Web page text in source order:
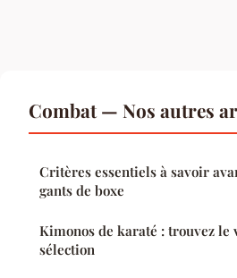
Combat — Nos autres
Critères essentiels à savoir
gants de boxe
Kimonos de karaté : trouvez
sélection